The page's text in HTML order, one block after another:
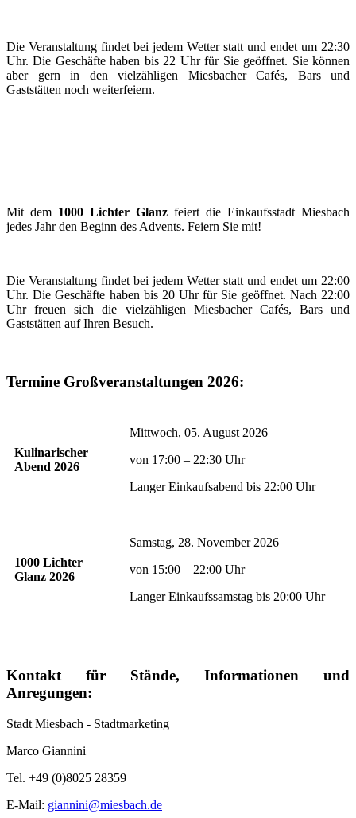
Die Veranstaltung findet bei jedem Wetter statt und endet um 22:30
Uhr. Die Geschäfte haben bis 22 Uhr für Sie geöffnet. Sie können
aber gern in den vielzähligen Miesbacher Cafés, Bars und
Gaststätten noch weiterfeiern.
Mit dem 1000 Lichter Glanz feiert die Einkaufsstadt Miesbach
jedes Jahr den Beginn des Advents. Feiern Sie mit!
Die Veranstaltung findet bei jedem Wetter statt und endet um 22:00
Uhr. Die Geschäfte haben bis 20 Uhr für Sie geöffnet. Nach 22:00
Uhr freuen sich die vielzähligen Miesbacher Cafés, Bars und
Gaststätten auf Ihren Besuch.
Termine Großveranstaltungen 2026:
Kulinarischer
Abend 2026
Mittwoch, 05. August 2026
von 17:00 – 22:30 Uhr
Langer Einkaufsabend bis 22:00 Uhr
1000 Lichter
Glanz 2026
Samstag, 28. November 2026
von 15:00 – 22:00 Uhr
Langer Einkaufssamstag bis 20:00 Uhr
Kontakt für Stände, Informationen und
Anregungen:
Stadt Miesbach - Stadtmarketing
Marco Giannini
Tel. +49 (0)8025 28359
E-Mail: giannini@miesbach.de